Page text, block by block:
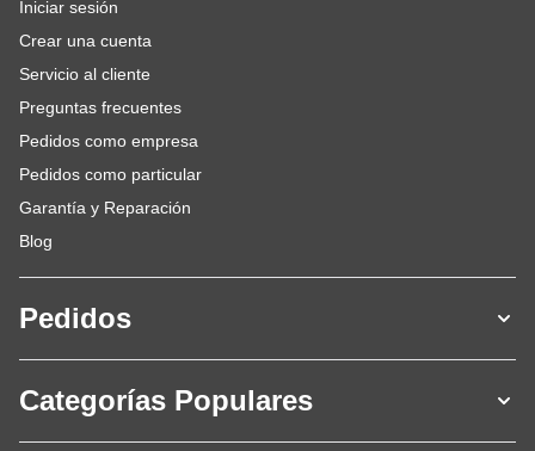
Iniciar sesión
Crear una cuenta
Servicio al cliente
Preguntas frecuentes
Pedidos como empresa
Pedidos como particular
Garantía y Reparación
Blog
Pedidos
Categorías Populares